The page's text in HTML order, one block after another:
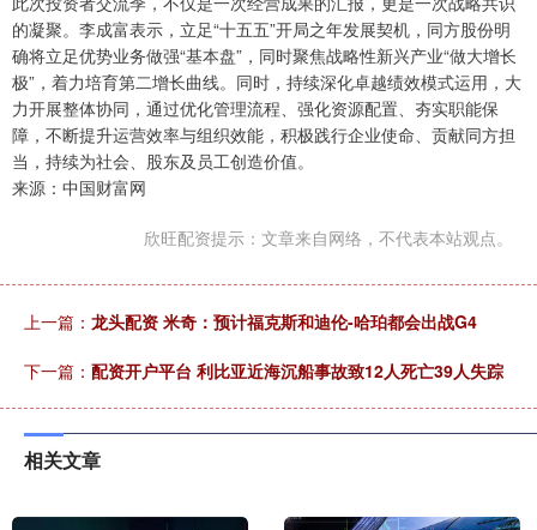
的凝聚。李成富表示，立足“十五五”开局之年发展契机，同方股份明
确将立足优势业务做强“基本盘”，同时聚焦战略性新兴产业“做大增长
极”，着力培育第二增长曲线。同时，持续深化卓越绩效模式运用，大
力开展整体协同，通过优化管理流程、强化资源配置、夯实职能保
障，不断提升运营效率与组织效能，积极践行企业使命、贡献同方担
当，持续为社会、股东及员工创造价值。
来源：中国财富网
欣旺配资提示：文章来自网络，不代表本站观点。
上一篇： 龙头配资 米奇：预计福克斯和迪伦-哈珀都会出战G4
下一篇： 配资开户平台 利比亚近海沉船事故致12人死亡39人失踪
相关文章